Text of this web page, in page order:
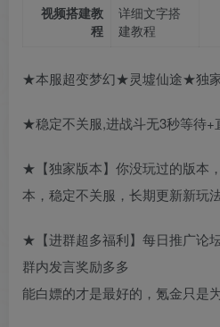
视频搭建教
程
详细文字搭
建教程
★本服超变梦幻★灵墟仙途★独
★稳定不关服,进战斗无3秒等待+
★【独家版本】你没玩过的版本
本，稳定不关服，长期更新新玩法
★【进群超多福利】每日推广论
群内发言奖励多多
能白嫖的才是最好的，氪金只是为